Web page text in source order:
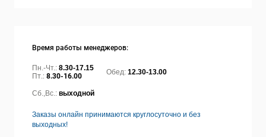
Время работы менеджеров:
Пн.-Чт.: 8.30-17.15
Пт.: 8.30-16.00 Обед: 12.30-13.00
Сб.,Вс.: выходной
Заказы онлайн принимаются круглосуточно и без
выходных!